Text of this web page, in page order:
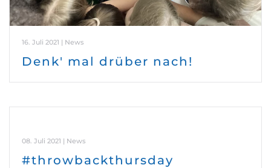
16. Juli 2021 | News
Denk' mal drüber nach!
08. Juli 2021 | News
#throwbackthursday